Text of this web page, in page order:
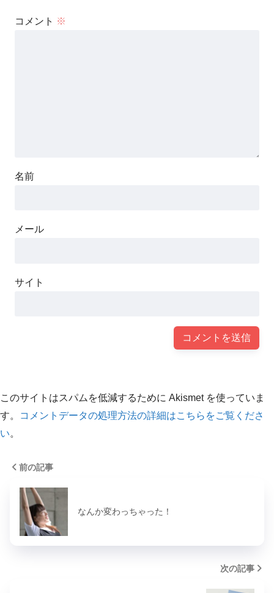
コメント ※
名前
メール
サイト
このサイトはスパムを低減するために Akismet を使っていま
す。
コメントデータの処理方法の詳細はこちらをご覧くださ
い。
前の記事
なんか変わっちゃった！
次の記事